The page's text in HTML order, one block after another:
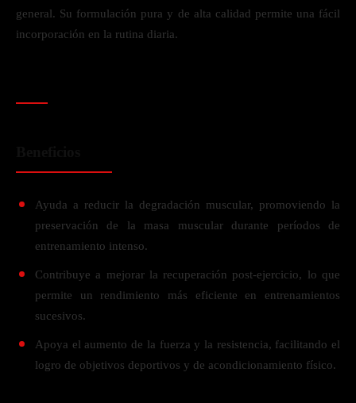
general. Su formulación pura y de alta calidad permite una fácil
incorporación en la rutina diaria.
Ayuda a reducir la degradación muscular, promoviendo la
preservación de la masa muscular durante períodos de
entrenamiento intenso.
Contribuye a mejorar la recuperación post-ejercicio, lo que
permite un rendimiento más eficiente en entrenamientos
sucesivos.
Apoya el aumento de la fuerza y la resistencia, facilitando el
logro de objetivos deportivos y de acondicionamiento físico.